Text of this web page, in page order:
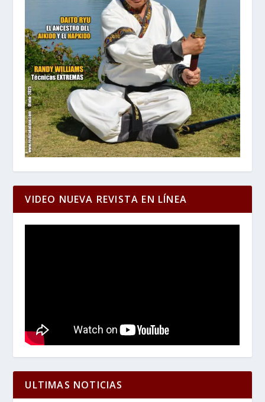
VIDEO NUEVA REVISTA EN LÍNEA
ULTIMAS NOTICIAS